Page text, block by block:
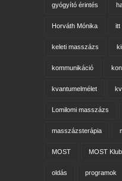
gyógyító érintés
Horváth Mónika itt
keleti masszázs
kommunikáció
kvantumelmélet
Lomilomi masszázs
masszázsterápia
MOST MOST Klub
oldás programok